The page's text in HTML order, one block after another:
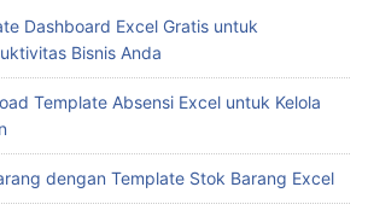
Dashboard Excel Gratis untuk
Bisnis Anda
Template Absensi Excel untuk Kelola
dengan Template Stok Barang Excel